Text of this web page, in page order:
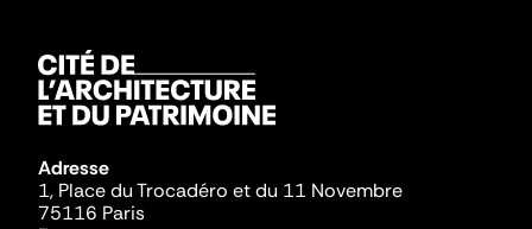
Adresse
1, Place du Trocadéro et du 11 Novembre
75116 Paris